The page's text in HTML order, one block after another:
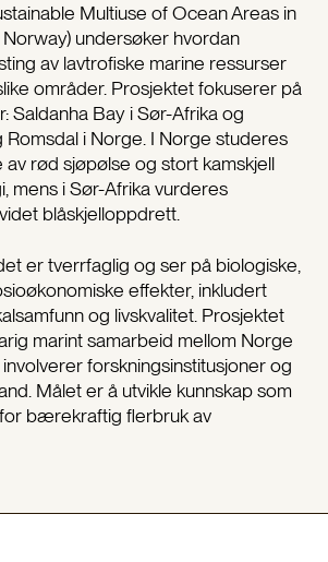
Multiuse of Ocean Areas in
undersøker hvordan
av lavtrofiske marine ressurser
områder. Prosjektet fokuserer på
Saldanha Bay i Sør-Afrika og
i Norge. I Norge studeres
rød sjøpølse og stort kamskjell
mens i Sør-Afrika vurderes
blåskjelloppdrett.
er tverrfaglig og ser på biologiske,
effekter, inkludert
og livskvalitet. Prosjektet
marint samarbeid mellom Norge
forskningsinstitusjoner og
Målet er å utvikle kunnskap som
bærekraftig flerbruk av